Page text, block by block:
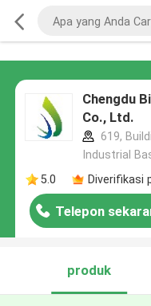
Chengdu
Co., Ltd.
619,
Industrial
5.0
Diverifikasi
Telepon
produk